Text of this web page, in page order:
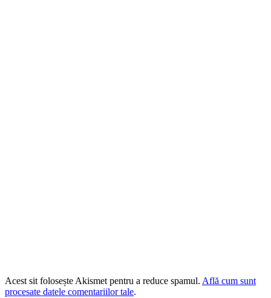
Acest sit folosește Akismet pentru a reduce spamul. Află cum sunt
procesate datele comentariilor tale.